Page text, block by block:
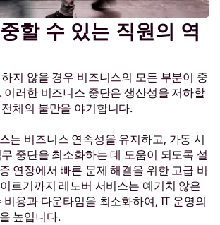
할 수 있는 직원의 역
지 않을 경우 비즈니스의 모든 부분이 중
이러한 비즈니스 중단은 생산성을 저하할
체의 불만을 야기합니다.
는 비즈니스 연속성을 유지하고, 가동 시
중단을 최소화하는 데 도움이 되도록 설
연장에서 빠른 문제 해결을 위한 고급 비
르기까지 레노버 서비스는 예기치 않은
비용과 다운타임을 최소화하여, IT 운영의
높입니다.